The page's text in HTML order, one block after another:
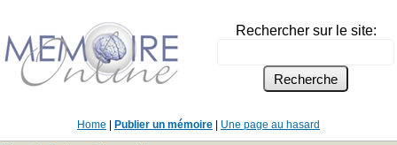
Rechercher sur le site:
Home Publier un mémoire Une page au hasard